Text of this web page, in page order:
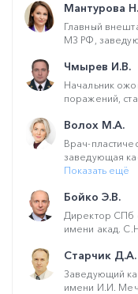
Мантурова
Главный
МЗ РФ,
Чмырев И.В.
Начальник
поражений,
Волох М.А.
Врач-
заведующая
Показать ещё
Бойко Э.В.
Директор СПб
имени акад.
Старчик Д.А.
Заведующий
имени И.И.